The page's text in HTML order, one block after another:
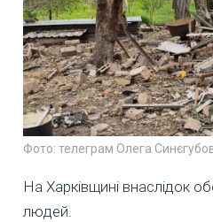
Фото: телеграм Олега
На Харківщині внаслідок
людей.